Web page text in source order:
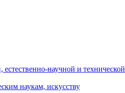
научной и технической
наукам, искусству